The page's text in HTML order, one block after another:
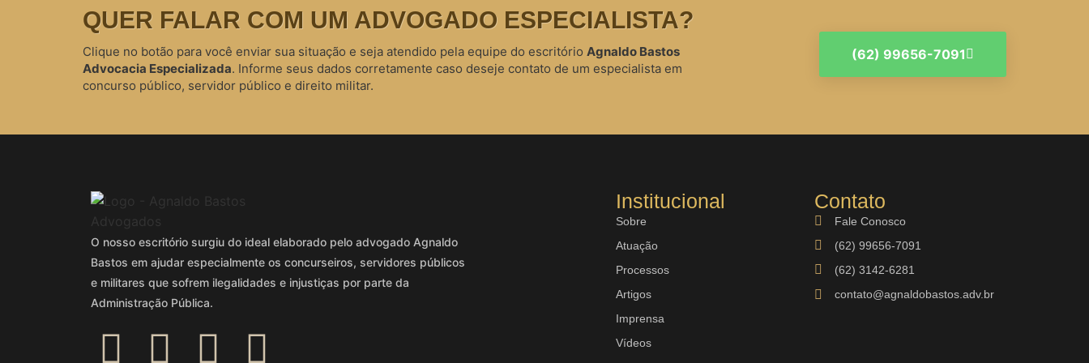
QUER FALAR COM UM ADVOGADO ESPECIALISTA?
Clique no botão para você enviar sua situação e seja atendido pela equipe do escritório Agnaldo Bastos
Advocacia Especializada. Informe seus dados corretamente caso deseje contato de um especialista em
concurso público, servidor público e direito militar.
(62) 99656-7091
O nosso escritório surgiu do ideal elaborado pelo advogado Agnaldo
Bastos em ajudar especialmente os concurseiros, servidores públicos
e militares que sofrem ilegalidades e injustiças por parte da
Administração Pública.
Institucional
Sobre
Atuação
Processos
Artigos
Imprensa
Vídeos
Contato
Fale Conosco
(62) 99656-7091
(62) 3142-6281
contato@agnaldobastos.adv.br